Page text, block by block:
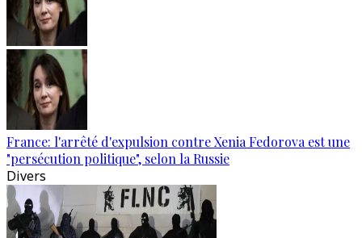
France: l'arrêté d'expulsion contre Xenia Fedorova est une
"persécution politique", selon la Russie
Divers